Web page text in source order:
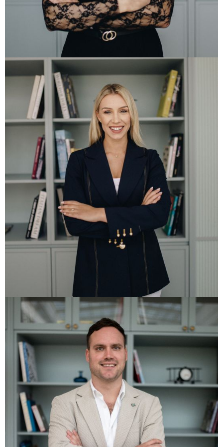
Agentica
+385 91 3560 202
+385 20 356 020
danijela@libertas-homes.hr
Agentica
+385 99 5551 125
+385 20 356 020
daria@libertas-homes.hr